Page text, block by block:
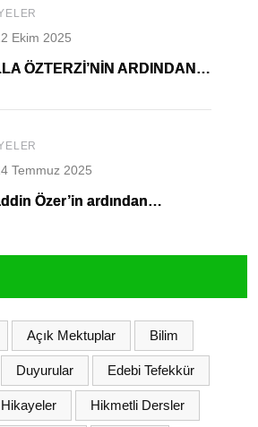
Ekim 2025
ÖZTERZİ’NİN ARDINDAN…
Temmuz 2025
Özer’in ardından…
Açık Mektuplar Bilim
Duyurular Edebi Tefekkür
Hikayeler Hikmetli Dersler